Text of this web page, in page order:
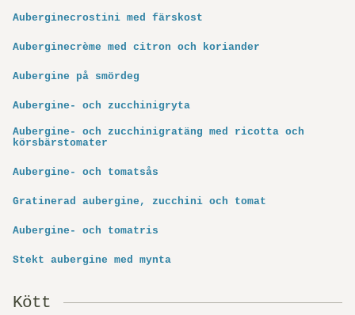
Auberginecrostini med färskost
Auberginecrème med citron och koriander
Aubergine på smördeg
Aubergine- och zucchinigryta
Aubergine- och zucchinigratäng med ricotta och
körsbärstomater
Aubergine- och tomatsås
Gratinerad aubergine, zucchini och tomat
Aubergine- och tomatris
Stekt aubergine med mynta
Kött